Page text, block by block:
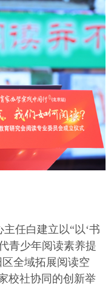
任白建立以“以‘书
青少年阅读素养提
全域拓展阅读空
校社协同的创新举